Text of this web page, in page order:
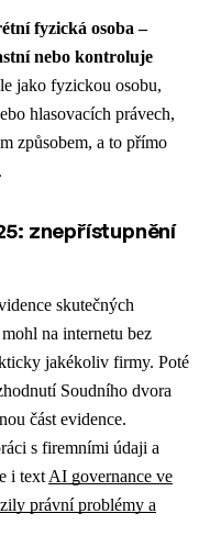
fyzická osoba –
nebo kontroluje
jako fyzickou osobu,
hlasovacích právech,
způsobem, a to přímo
znepřístupnění
skutečných
na internetu bez
jakékoliv firmy. Poté
Soudního dvora
část evidence.
s firemními údaji a
i text AI governance ve
právní problémy a